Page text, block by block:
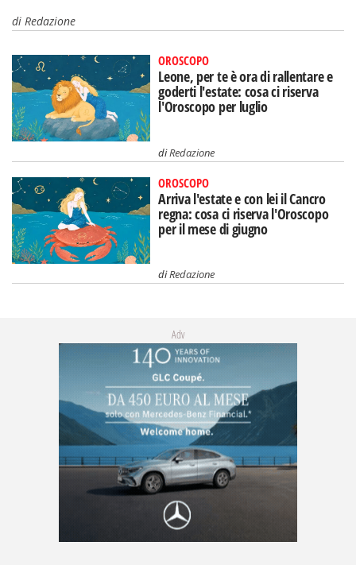
di Redazione
OROSCOPO
Leone, per te è ora di rallentare e
goderti l'estate: cosa ci riserva
l'Oroscopo per luglio
diRedazione
OROSCOPO
Arriva l'estate e con lei il Cancro
regna: cosa ci riserva l'Oroscopo
per il mese di giugno
diRedazione
Adv